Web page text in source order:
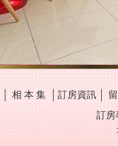
相 本 集 訂房資訊
訂房